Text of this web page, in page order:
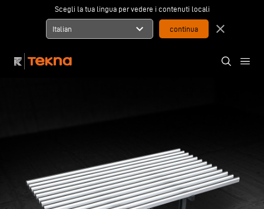
Scegli la tua lingua per vedere i contenuti locali
Italian expand_more close